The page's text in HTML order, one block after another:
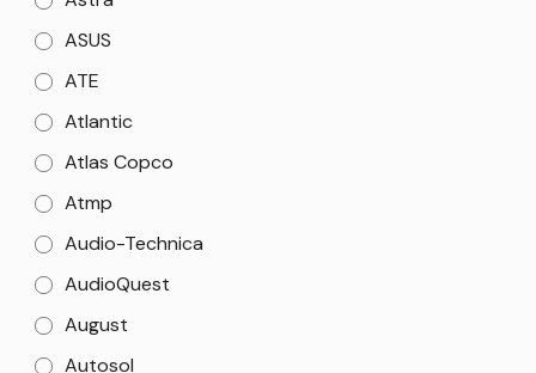
ASUS
ATE
Atlantic
Atlas Copco
Atmp
Audio-Technica
AudioQuest
August
Autosol